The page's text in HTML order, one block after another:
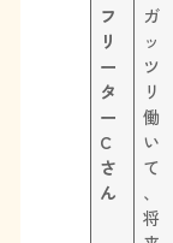
フ
リ
ー
タ
ー
C
さ
ん
ガ
ッ
ツ
リ
働
い
て
、
将